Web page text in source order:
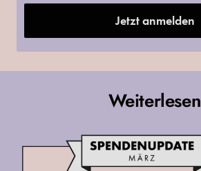
Jetzt anmelden
Weiterlesen